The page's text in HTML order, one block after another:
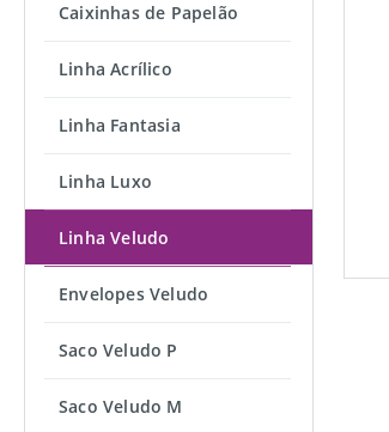
Caixinhas de Papelão
Linha Acrílico
Linha Fantasia
Linha Luxo
Linha Veludo
Envelopes Veludo
Saco Veludo P
Saco Veludo M